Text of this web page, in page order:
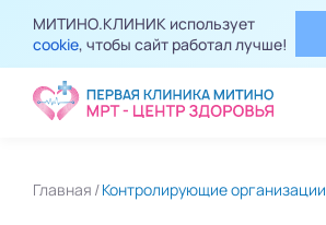
МИТИНО.КЛИНИК использует
cookie, чтобы сайт работал лучше!
Главная Контролирующие организации